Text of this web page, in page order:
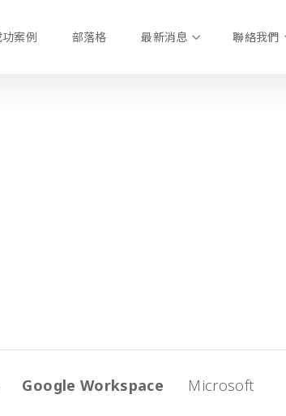
功案例 部落格 最新消息 聯絡我們
Google Workspace
Microsoft